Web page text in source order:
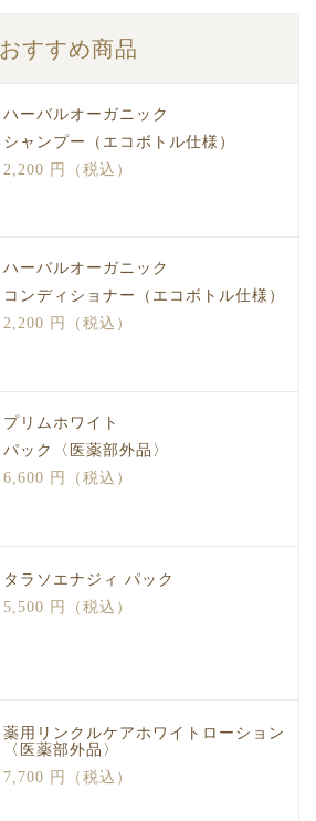
おすすめ商品
ハーバルオーガニック
シャンプー（エコボトル仕様）
2,200 円（税込）
ハーバルオーガニック
コンディショナー（エコボトル仕様）
2,200 円（税込）
プリムホワイト
パック〈医薬部外品〉
6,600 円（税込）
タラソエナジィ パック
5,500 円（税込）
薬用リンクルケアホワイトローション
〈医薬部外品〉
7,700 円（税込）